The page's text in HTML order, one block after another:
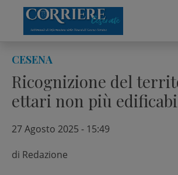
content
CESENA
Ricognizione del
ettari non più
27 Agosto 2025 - 15:49
di Redazione